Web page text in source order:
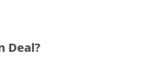
Deal?